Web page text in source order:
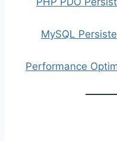
MySQL
Performance